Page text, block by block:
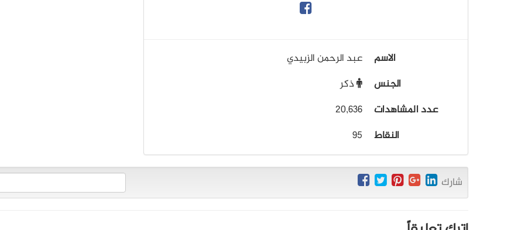
الاسم
عبد الرحمن الزبيدي
الجنس
ذكر
عدد المشاهدات
20,636
النقاط
95
شارك